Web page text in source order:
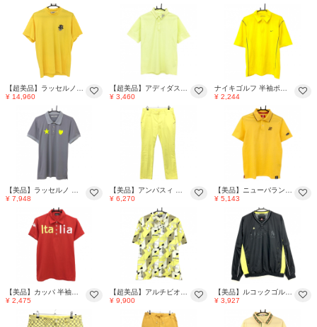
【超美品】ラッセルノ 半袖ハイネックシャツ イエロー×黒 バックロゴ ルチャマスク メンズ 5(L) ゴルフウェア 2025年モデル RUSSELUNO
¥ 14,960
【超美品】アディダス 半袖ポロシャツ イエロー 上部地模様 襟ロゴ メンズ L ゴルフウェア adidas
¥ 3,460
ナイキゴルフ 半袖ポロシャツ イエローステッチ ハーフジップ メンズ M ゴルフウェア NIKE
¥ 2,244
【美品】ラッセルノ 半袖ポロシャツ グレー×蛍光イエロー 襟ニット バックプリント メンズ 5(L) ゴルフウェア RUSSELUNO
¥ 7,948
【美品】アンパスィ パンツ イエロー ロゴ刺しゅう ストレッチ メンズ 92 ゴルフウェア and per se
¥ 6,270
【美品】ニューバランスゴルフ 半袖ポロシャツ イエロー×ネイビー 袖スニーカーワッペン メンズ 6(XL) ゴルフウェア New Balance
¥ 5,143
【美品】カッパ 半袖ポロシャツ レッド×白×イエロー 胸ロゴ メンズ M ゴルフウェア Kappa
¥ 2,475
【超美品】アルチビオ 半袖ポロシャツ イエロー×黒 総柄 メッシュ調 メンズ 48(L) ゴルフウェア 2024年モデル archivio
¥ 9,900
【美品】ルコックゴルフ 2WAYスニード 黒×イエロー 裏地メッシュ 袖着脱可 ブルゾン メンズ L ゴルフウェア le coq sportif
¥ 3,927